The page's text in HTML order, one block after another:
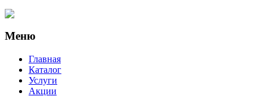
Меню
Главная
Каталог
Услуги
Акции